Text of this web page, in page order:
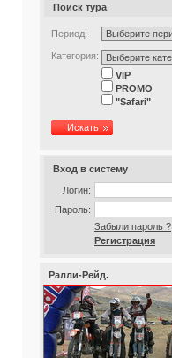
Поиск тура
Период:
Категория:
VIP
PROMO
"Safari"
Искать
Вход в систему
Логин:
Пароль:
Забыли пароль ?
Регистрация
Ралли-Рейд.